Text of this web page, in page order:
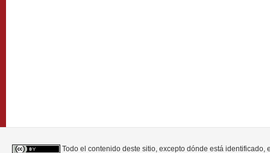
Todo el contenido deste sitio, excepto dónde está identificado,